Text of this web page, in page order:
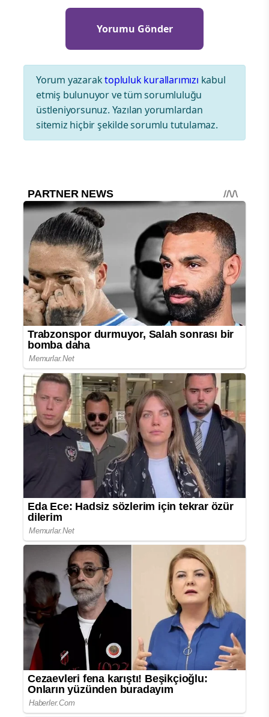
Yorum yazaraktopluluk kurallarımızı kabul
etmiş bulunuyor ve tüm sorumluluğu
üstleniyorsunuz. Yazılan yorumlardan
sitemiz hiçbir şekilde sorumlu tutulamaz.